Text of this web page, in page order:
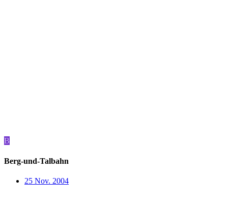
B
Berg-und-Talbahn
25 Nov. 2004